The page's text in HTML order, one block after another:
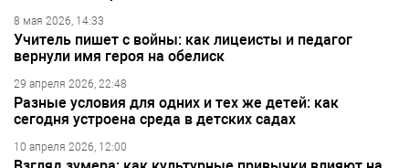
8 мая 2026, 14:33
Учитель пишет с войны: как лицеисты и педагог
вернули имя героя на обелиск
29 апреля 2026, 22:48
Разные условия для одних и тех же детей: как
сегодня устроена среда в детских садах
10 апреля 2026, 12:00